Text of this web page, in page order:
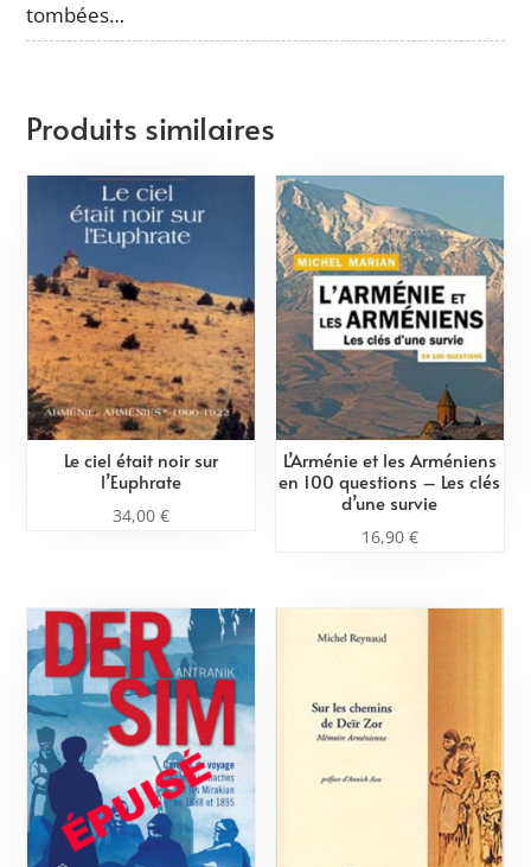
tombées…
Produits similaires
Le ciel était noir sur
l’Euphrate
34,00€
L’Arménie et les Arméniens
en 100 questions – Les clés
d’une survie
16,90 €